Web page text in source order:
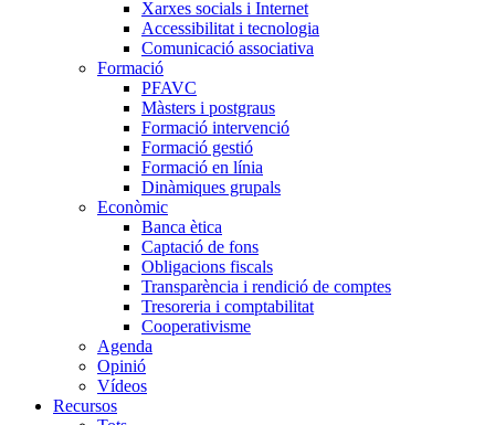
Xarxes socials i Internet
Accessibilitat i tecnologia
Comunicació associativa
Formació
PFAVC
Màsters i postgraus
Formació intervenció
Formació gestió
Formació en línia
Dinàmiques grupals
Econòmic
Banca ètica
Captació de fons
Obligacions fiscals
Transparència i rendició de comptes
Tresoreria i comptabilitat
Cooperativisme
Agenda
Opinió
Vídeos
Recursos